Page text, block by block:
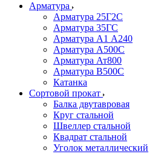
Арматура
Арматура 25Г2С
Арматура 35ГС
Арматура А1 А240
Арматура А500С
Арматура Ат800
Арматура В500С
Катанка
Сортовой прокат
Балка двутавровая
Круг стальной
Швеллер стальной
Квадрат стальной
Уголок металлический